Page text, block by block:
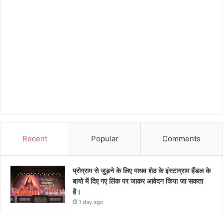
Recent Popular Comments
प्रोग्राम से जुड़ने के लिए माधव शेठ के इंस्टाग्राम हैंडल के
बायो में दिए गए लिंक पर जाकर आवेदन किया जा सकता
है।
1 day ago